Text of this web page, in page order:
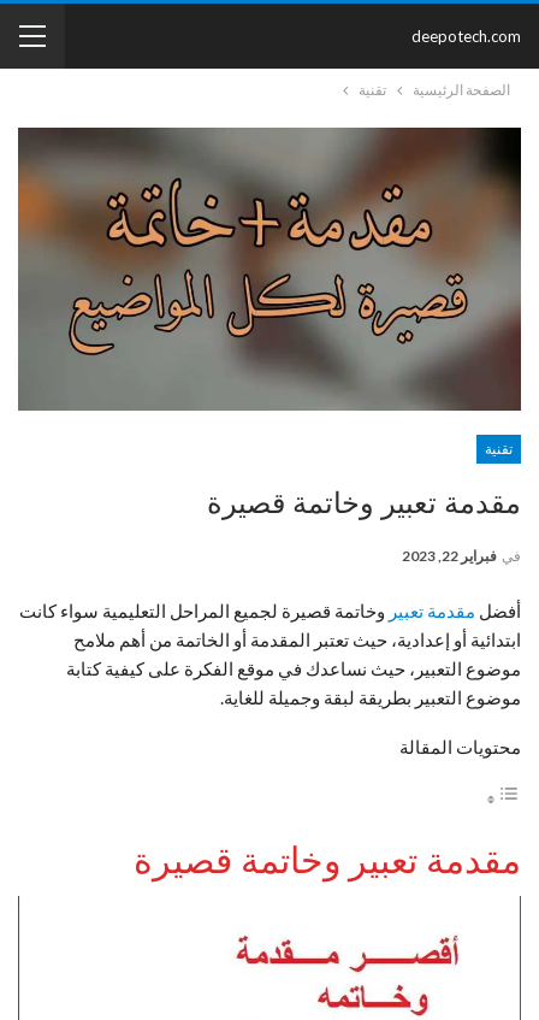
deepotech.com
الصفحة الرئيسية تقنية
تقنية
مقدمة تعبير وخاتمة قصيرة
في فبراير 22, 2023
أفضل مقدمة تعبير وخاتمة قصيرة لجميع المراحل التعليمية سواء كانت
ابتدائية أو إعدادية، حيث تعتبر المقدمة أو الخاتمة من أهم ملامح
موضوع التعبير، حيث نساعدك في موقع الفكرة على كيفية كتابة
موضوع التعبير بطريقة لبقة وجميلة للغاية.
محتويات المقالة
مقدمة تعبير وخاتمة قصيرة